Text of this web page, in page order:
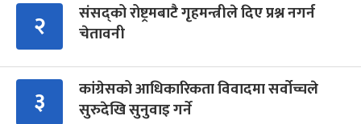
२
संसद्को रोष्ट्रमबाटै गृहमन्त्रीले दिए प्रश्न नगर्न
चेतावनी
३
कांग्रेसको आधिकारिकता विवादमा सर्वोच्चले
सुरुदेखि सुनुवाइ गर्ने